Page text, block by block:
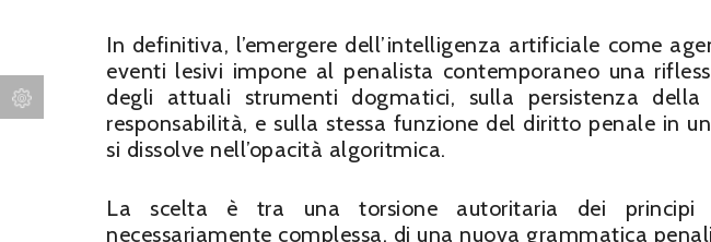
In definitiva, l’emergere dell’intelligenza artificiale come
eventi lesivi impone al penalista contemporaneo una
degli attuali strumenti dogmatici, sulla persistenza
responsabilità, e sulla stessa funzione del diritto penale in
si dissolve nell’opacità algoritmica.
La scelta è tra una torsione autoritaria dei principi
necessariamente complessa, di una nuova grammatica